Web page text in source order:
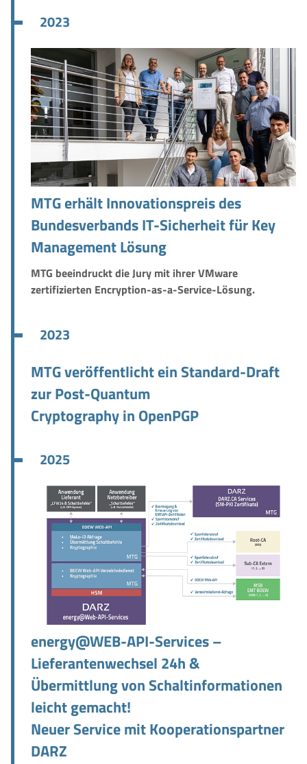
2023
MTG erhält Innovationspreis des
Bundesverbands IT-Sicherheit für Key
Management Lösung
MTG beeindruckt die Jury mit ihrer VMware
zertifizierten Encryption-as-a-Service-Lösung.
2023
MTG veröffentlicht ein Standard-Draft
zur Post-Quantum
Cryptography in OpenPGP
2025
energy@WEB-API-Services –
Lieferantenwechsel 24h &
Übermittlung von Schaltinformationen
leicht gemacht!
Neuer Service mit Kooperationspartner
DARZ